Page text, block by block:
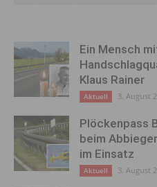
Ein Mensch
Klaus Rainer
Aktuell 3. August
Plöckenpass
beim
im Einsatz
Aktuell 3. August